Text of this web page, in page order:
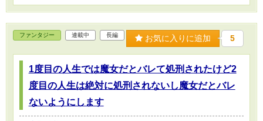
ファンタジー 連載中 長編 お気に入りに追加 5
1度目の人生では魔女だとバレて処刑されたけど2
度目の人生は絶対に処刑されないし魔女だとバレ
ないようにします